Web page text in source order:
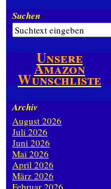
Suchen
Unsere
Amazon
Wunschliste
Archiv
August 2026
Juli 2026
Juni 2026
Mai 2026
April 2026
März 2026
Februar 2026